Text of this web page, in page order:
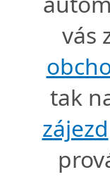
vás
tak
zájezd